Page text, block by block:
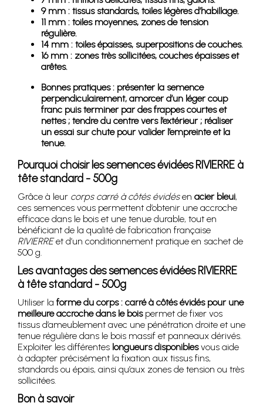
9 mm : tissus standards, toiles légères d’habillage.
11 mm : toiles moyennes, zones de tension
régulière.
14 mm : toiles épaisses, superpositions de couches.
16 mm : zones très sollicitées, couches épaisses et
arêtes.
Bonnes pratiques : présenter la semence
perpendiculairement, amorcer d’un léger coup
franc puis terminer par des frappes courtes et
nettes ; tendre du centre vers l’extérieur ; réaliser
un essai sur chute pour valider l’empreinte et la
tenue.
Pourquoi choisir les semences évidées RIVIERRE à
tête standard - 500g
Grâce à leur corps carré à côtés évidésen acier bleui,
ces semences vous permettent d’obtenir une accroche
efficace dans le bois et une tenue durable, tout en
bénéficiant de la qualité de fabrication française
RIVIERREet d’un conditionnement pratique en sachet de
500 g.
Les avantages des semences évidées RIVIERRE
à tête standard - 500g
Utiliser la forme du corps : carré à côtés évidés pour une
meilleure accroche dans le boispermet de fixer vos
tissus d’ameublement avec une pénétration droite et une
tenue régulière dans le bois massif et panneaux dérivés.
Exploiter les différentes longueurs disponiblesvous aide
à adapter précisément la fixation aux tissus fins,
standards ou épais, ainsi qu’aux zones de tension ou très
sollicitées.
Bon à savoir